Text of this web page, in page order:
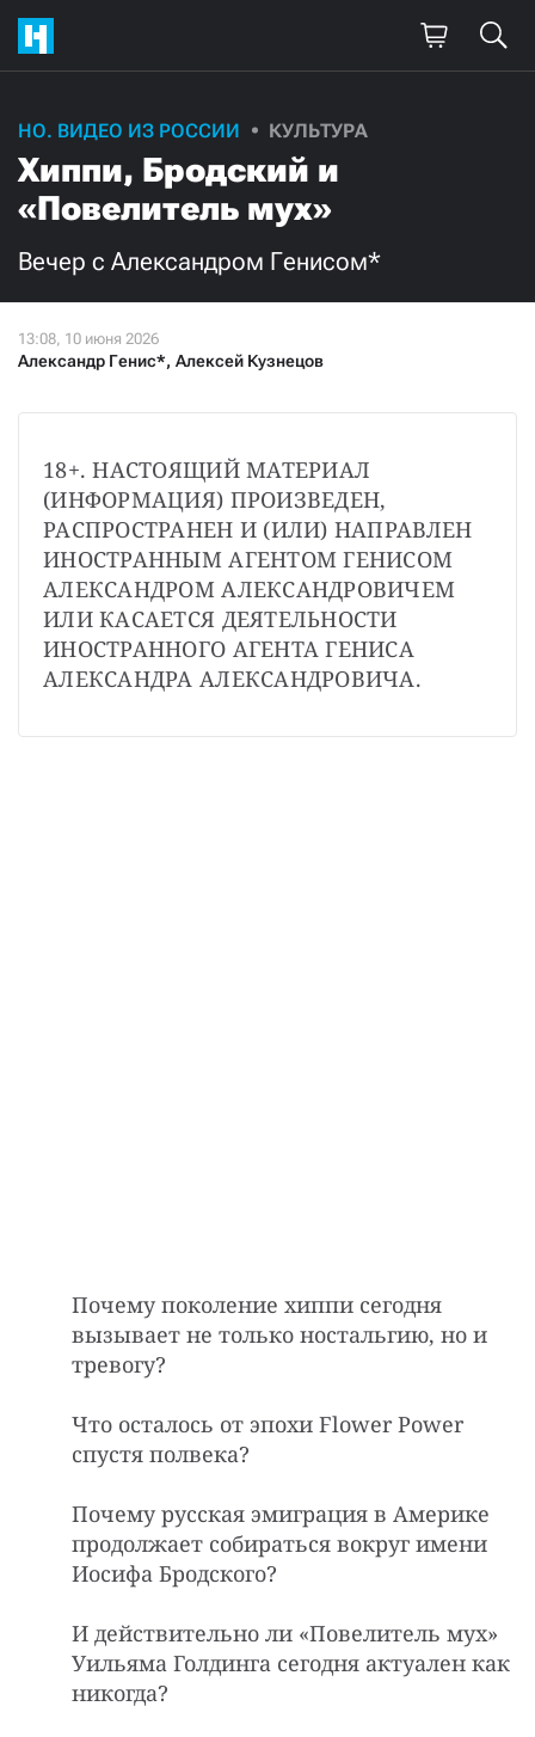
НО. ВИДЕО ИЗ РОССИИ КУЛЬТУРА
Хиппи, Бродский и
«Повелитель мух»
Вечер с Александром Генисом*
Александр Генис*, Алексей Кузнецов
18+. НАСТОЯЩИЙ МАТЕРИАЛ
(ИНФОРМАЦИЯ) ПРОИЗВЕДЕН,
РАСПРОСТРАНЕН И (ИЛИ) НАПРАВЛЕН
ИНОСТРАННЫМ АГЕНТОМ ГЕНИСОМ
АЛЕКСАНДРОМ АЛЕКСАНДРОВИЧЕМ
ИЛИ КАСАЕТСЯ ДЕЯТЕЛЬНОСТИ
ИНОСТРАННОГО АГЕНТА ГЕНИСА
АЛЕКСАНДРА АЛЕКСАНДРОВИЧА.
Почему поколение хиппи сегодня
вызывает не только ностальгию, но и
тревогу?
Что осталось от эпохи Flower Power
спустя полвека?
Почему русская эмиграция в Америке
продолжает собираться вокруг имени
Иосифа Бродского?
И действительно ли «Повелитель мух»
Уильяма Голдинга сегодня актуален как
никогда?